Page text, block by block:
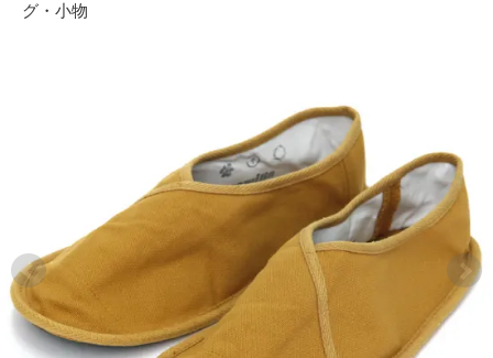
グ・小物